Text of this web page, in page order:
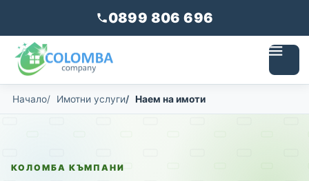
0899 806 696
Начало Имотни услуги Наем на имоти
КОЛОМБА КЪМПАНИ